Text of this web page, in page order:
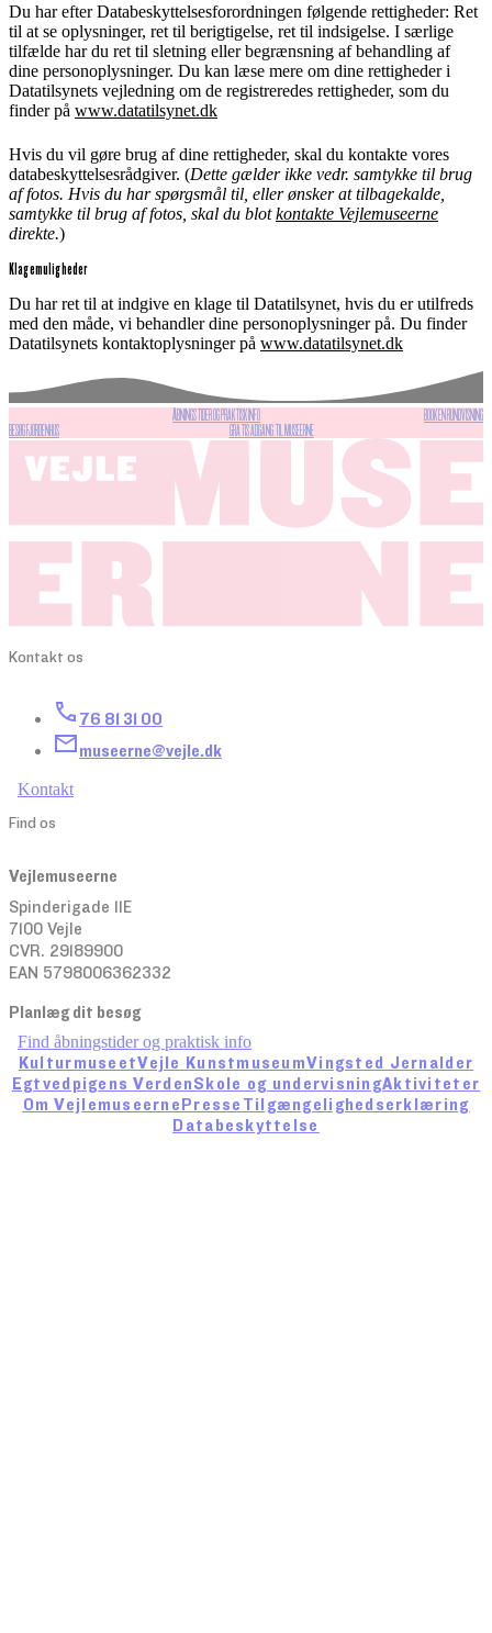
Du har efter Databeskyttelsesforordningen følgende rettigheder: Ret
til at se oplysninger, ret til berigtigelse, ret til indsigelse. I særlige
tilfælde har du ret til sletning eller begrænsning af behandling af
dine personoplysninger. Du kan læse mere om dine rettigheder i
Datatilsynets vejledning om de registreredes rettigheder, som du
finder på www.datatilsynet.dk
Hvis du vil gøre brug af dine rettigheder, skal du kontakte vores
databeskyttelsesrådgiver. (Dette gælder ikke vedr. samtykke til brug
af fotos. Hvis du har spørgsmål til, eller ønsker at tilbagekalde,
samtykke til brug af fotos, skal du blotkontakte Vejlemuseerne
direkte.)
Klagemuligheder
Du har ret til at indgive en klage til Datatilsynet, hvis du er utilfreds
med den måde, vi behandler dine personoplysninger på. Du finder
Datatilsynets kontaktoplysninger på www.datatilsynet.dk
ÅBNINGSTIDER OG PRAKTISK INFO BOOK EN RUNDVISNING
BESØG FJORDENHUS GRATIS ADGANG TIL MUSEERNE
Kontakt os
76 81 31 00
museerne@vejle.dk
Kontakt
Find os
Vejlemuseerne
Spinderigade 11E
7100 Vejle
CVR. 29189900
EAN 5798006362332
Planlæg dit besøg
Find åbningstider og praktisk info
KulturmuseetVejle KunstmuseumVingsted Jernalder
Egtvedpigens VerdenSkole og undervisningAktiviteter
Om VejlemuseernePresse Tilgængelighedserklæring
Databeskyttelse